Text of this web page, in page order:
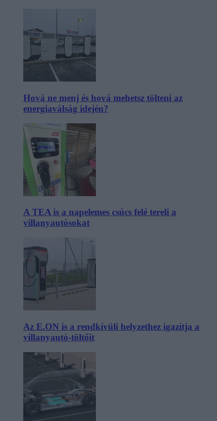
Hová ne menj és hová mehetsz tölteni az
energiaválság idején?
A TEA is a napelemes csúcs felé tereli a
villanyautósokat
Az E.ON is a rendkívüli helyzethez igazítja a
villanyautó-töltőit